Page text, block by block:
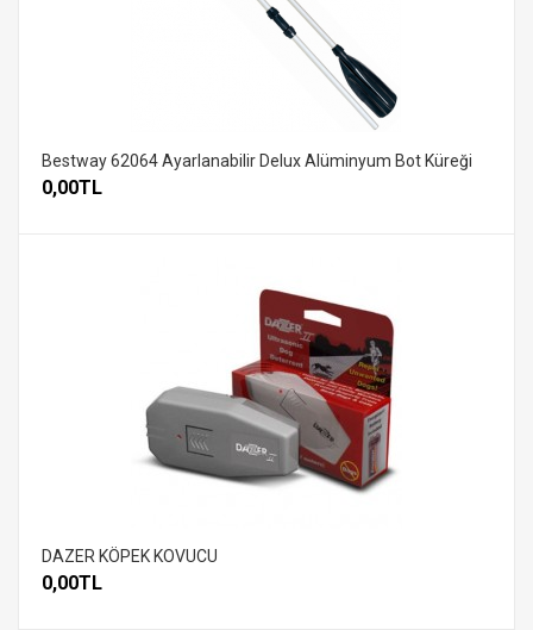
Bestway 62064 Ayarlanabilir Delux Alüminyum Bot Küreği
0,00TL
DAZER KÖPEK KOVUCU
0,00TL